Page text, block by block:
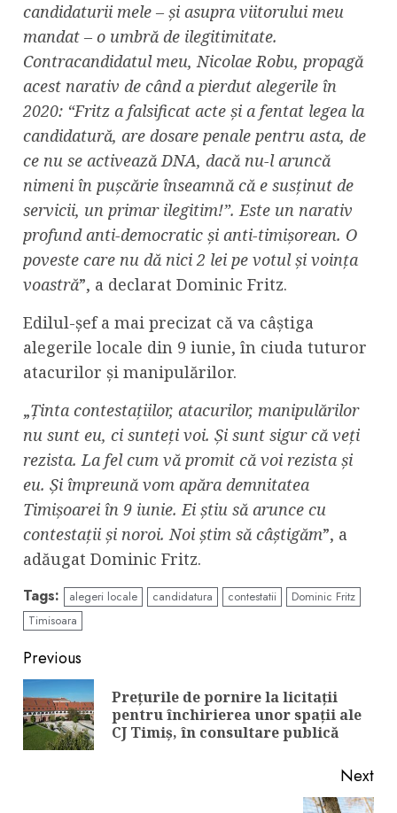
candidaturii mele – și asupra viitorului meu
mandat – o umbră de ilegitimitate.
Contracandidatul meu, Nicolae Robu, propagă
acest narativ de când a pierdut alegerile în
2020: “Fritz a falsificat acte și a fentat legea la
candidatură, are dosare penale pentru asta, de
ce nu se activează DNA, dacă nu-l aruncă
nimeni în pușcărie înseamnă că e susținut de
servicii, un primar ilegitim!”. Este un narativ
profund anti-democratic și anti-timișorean. O
poveste care nu dă nici 2 lei pe votul și voința
voastră”, a declarat Dominic Fritz.
Edilul-șef a mai precizat că va câștiga
alegerile locale din 9 iunie, în ciuda tuturor
atacurilor și manipulărilor.
„Ținta contestațiilor, atacurilor, manipulărilor
nu sunt eu, ci sunteți voi. Și sunt sigur că veți
rezista. La fel cum vă promit că voi rezista și
eu. Și împreună vom apăra demnitatea
Timișoarei în 9 iunie. Ei știu să arunce cu
contestații și noroi. Noi știm să câștigăm”, a
adăugat Dominic Fritz.
Tags: alegeri locale candidatura contestatii
Dominic Fritz
Timisoara
Continue
Reading
Previous
Prețurile de pornire la licitații
pentru închirierea unor spații ale
CJ Timiș, în consultare publică
Next